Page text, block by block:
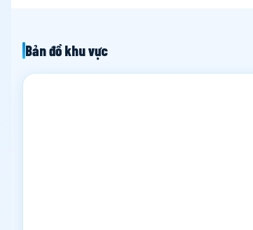
Bản đồ khu vực